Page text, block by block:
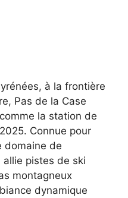
à la frontière
Pas de la Case
la station de
Connue pour
domaine de
pistes de ski
montagneux
dynamique